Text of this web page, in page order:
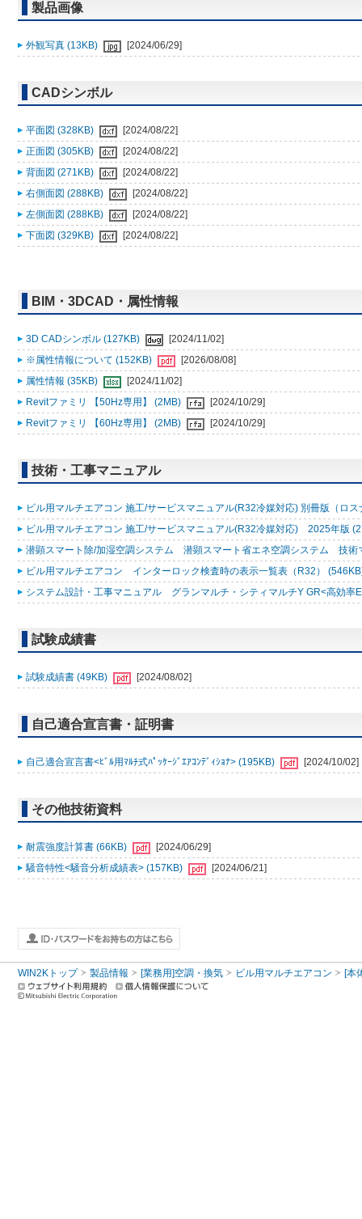
製品画像
外観写真 (13KB) [2024/06/29]
CADシンボル
平面図 (328KB)
[2024/08/22]
正面図 (305KB)
[2024/08/22]
背面図 (271KB)
[2024/08/22]
右側面図 (288KB)
[2024/08/22]
左側面図 (288KB)
[2024/08/22]
下面図 (329KB)
[2024/08/22]
BIM・3DCAD・属性情報
3D CADシンボル (127KB)
[2024/11/02]
※属性情報について (152KB)
[2026/08/08]
属性情報 (35KB)
[2024/11/02]
Revitファミリ 【50Hz専用】 (2MB)
[2024/10/29]
Revitファミリ 【60Hz専用】 (2MB)
[2024/10/29]
技術・工事マニュアル
ビル用マルチエアコン 施工/サービスマニュアル(R32冷媒対応) 別冊版（ロ
ビル用マルチエアコン 施工/サービスマニュアル(R32冷媒対応) 2025年版
潜顕スマート除/加湿空調システム 潜顕スマート省エネ空調システム 技
ビル用マルチエアコン インターロック検査時の表示一覧表（R32）
システム設計・工事マニュアル グランマルチ・シティマルチY GR<高効
試験成績書
試験成績書 (49KB) [2024/08/02]
自己適合宣言書・証明書
自己適合宣言書<ﾋﾞﾙ用ﾏﾙﾁ式ﾊﾟｯｹｰｼﾞｴｱｺﾝﾃﾞｨｼｮﾅ> (195KB) [2024/10/02]
その他技術資料
耐震強度計算書 (66KB)
[2024/06/29]
騒音特性<騒音分析成績表> (157KB)
[2024/06/21]
WIN2Kトップ 製品情報 [業務用]空調・換気 ビル用マルチエアコン [本